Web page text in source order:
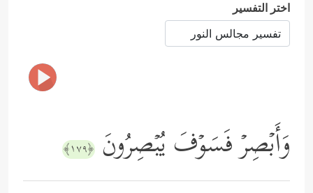
اختر التفسير
وَأَبۡصِرۡ فَسَوۡفَ یُبۡصِرُونَ ﴿١٧٩﴾